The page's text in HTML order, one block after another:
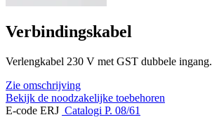
Verbindingskabel
Verlengkabel 230 V met GST dubbele ingang.
Zie omschrijving
Bekijk de noodzakelijke toebehoren
E-code ERJ Catalogi P. 08/61